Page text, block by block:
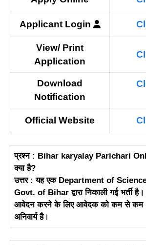
Applicant Login
View/ Print
Application
Download
Notification
Official Website
प्रश्न : Bihar karyalay Parichari
क्या है?
उत्तर : यह एक Department of
Govt. of Bihar द्वारा निकाली गई भर्ती
आवेदन करने के लिए आवेदक को कम से कम
अनिवार्य है।